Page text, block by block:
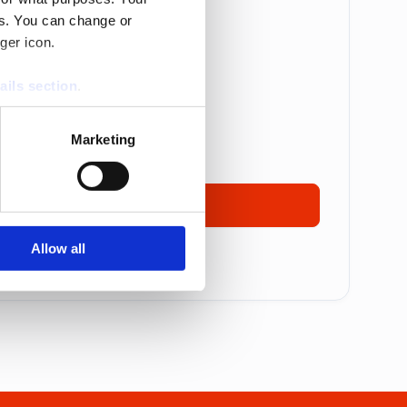
You can change or
icon.
section
may combine it with
Marketing
Allow all
Betalas årsvis
kr
495 kronor
alla priser